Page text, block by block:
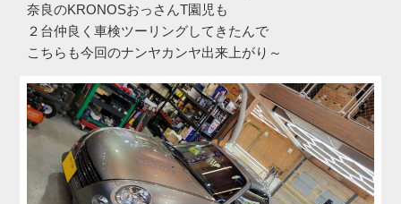
奈良のKRONOSおっさんT園児も
２台仲良く車検ツーリングしてきたんで
こちらも今回のナンヤカンヤ出来上がり～